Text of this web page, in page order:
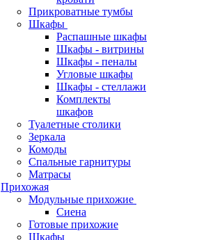
Прикроватные тумбы
Шкафы
Распашные шкафы
Шкафы - витрины
Шкафы - пеналы
Угловые шкафы
Шкафы - стеллажи
Комплекты
шкафов
Туалетные столики
Зеркала
Комоды
Спальные гарнитуры
Матрасы
Прихожая
Модульные прихожие
Сиена
Готовые прихожие
Шкафы